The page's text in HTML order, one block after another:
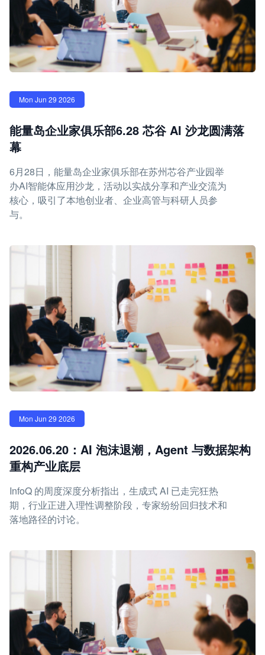
Mon Jun 29 2026
能量岛企业家俱乐部6.28 芯谷 AI 沙龙圆满落
幕
6月28日，能量岛企业家俱乐部在苏州芯谷产业园举
办AI智能体应用沙龙，活动以实战分享和产业交流为
核心，吸引了本地创业者、企业高管与科研人员参
与。
Mon Jun 29 2026
2026.06.20：AI 泡沫退潮，Agent 与数据架构
重构产业底层
InfoQ 的周度深度分析指出，生成式 AI 已走完狂热
期，行业正进入理性调整阶段，专家纷纷回归技术和
落地路径的讨论。